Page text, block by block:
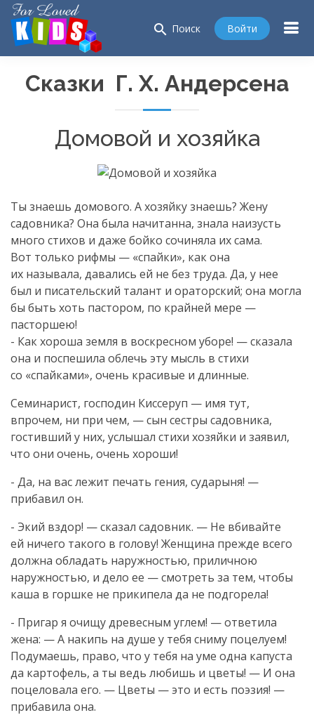
search Поиск Войти
Сказки Г. Х. Андерсена
Домовой и хозяйка
Ты знаешь домового. А хозяйку знаешь? Жену
садовника? Она была начитанна, знала наизусть
много стихов и даже бойко сочиняла их сама.
Вот только рифмы — «спайки», как она
их называла, давались ей не без труда. Да, у нее
был и писательский талант и ораторский; она могла
бы быть хоть пастором, по крайней мере —
пасторшею!
- Как хороша земля в воскресном уборе! — сказала
она и поспешила облечь эту мысль в стихи
со «спайками», очень красивые и длинные.
Семинарист, господин Киссеруп — имя тут,
впрочем, ни при чем, — сын сестры садовника,
гостивший у них, услышал стихи хозяйки и заявил,
что они очень, очень хороши!
- Да, на вас лежит печать гения, сударыня! —
прибавил он.
- Экий вздор! — сказал садовник. — Не вбивайте
ей ничего такого в голову! Женщина прежде всего
должна обладать наружностью, приличною
наружностью, и дело ее — смотреть за тем, чтобы
каша в горшке не прикипела да не подгорела!
- Пригар я очищу древесным углем! — ответила
жена: — А накипь на душе у тебя сниму поцелуем!
Подумаешь, право, что у тебя на уме одна капуста
да картофель, а ты ведь любишь и цветы! — И она
поцеловала его. — Цветы — это и есть поэзия! —
прибавила она.